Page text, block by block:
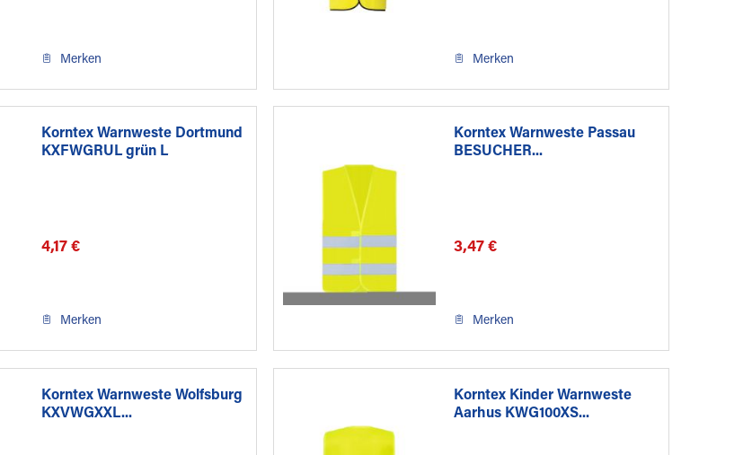
Merken Merken
Korntex Warnweste Dortmund
KXFWGRUL grün L
4,17 €
Merken
Korntex Warnweste Passau
BESUCHER...
3,47 €
Merken
Korntex Warnweste Wolfsburg
KXVWGXXL...
Korntex Kinder Warnweste
Aarhus KWG100XS...